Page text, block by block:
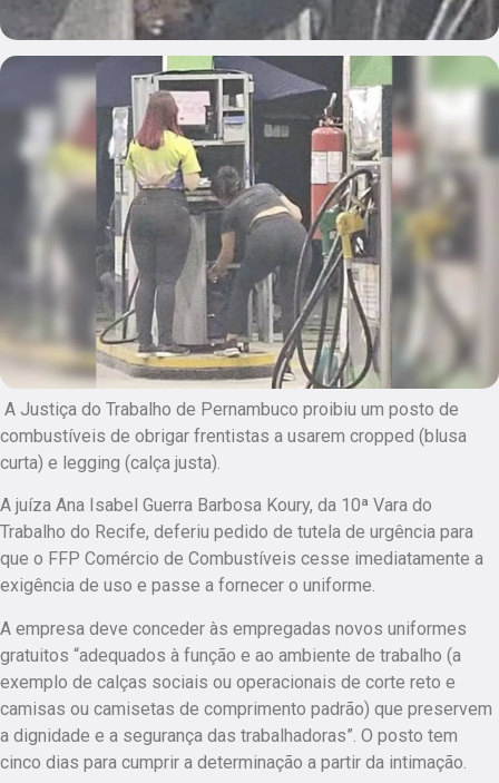
A Justiça do Trabalho de Pernambuco proibiu um posto de
combustíveis de obrigar frentistas a usarem cropped (blusa
curta) e legging (calça justa).
A juíza Ana Isabel Guerra Barbosa Koury, da 10ª Vara do
Trabalho do Recife, deferiu pedido de tutela de urgência para
que o FFP Comércio de Combustíveis cesse imediatamente a
exigência de uso e passe a fornecer o uniforme.
A empresa deve conceder às empregadas novos uniformes
gratuitos “adequados à função e ao ambiente de trabalho (a
exemplo de calças sociais ou operacionais de corte reto e
camisas ou camisetas de comprimento padrão) que preservem
a dignidade e a segurança das trabalhadoras”. O posto tem
cinco dias para cumprir a determinação a partir da intimação.